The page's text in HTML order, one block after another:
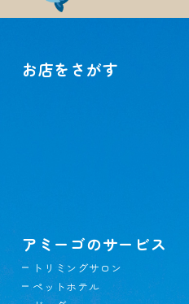
お店をさがす
アミーゴのサービス
トリミングサロン
ペットホテル